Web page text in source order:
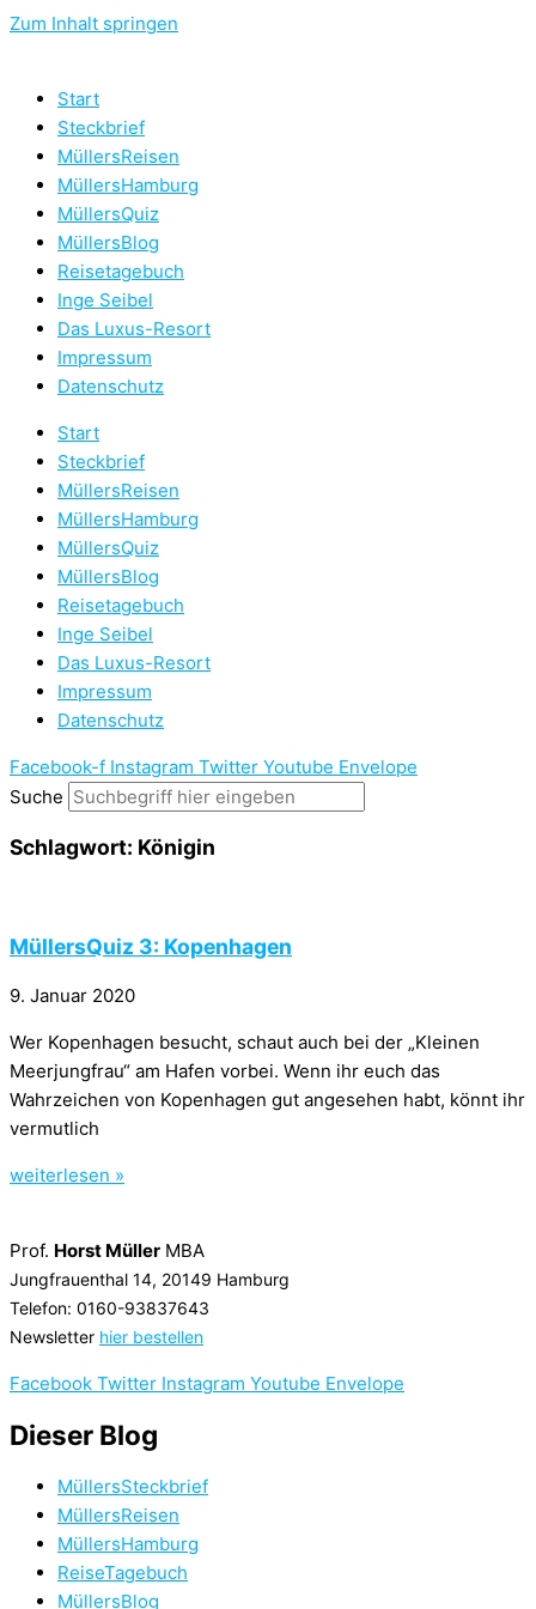
Zum Inhalt springen
Start
Steckbrief
MüllersReisen
MüllersHamburg
MüllersQuiz
MüllersBlog
Reisetagebuch
Inge Seibel
Das Luxus-Resort
Impressum
Datenschutz
Start
Steckbrief
MüllersReisen
MüllersHamburg
MüllersQuiz
MüllersBlog
Reisetagebuch
Inge Seibel
Das Luxus-Resort
Impressum
Datenschutz
Facebook-f Instagram Twitter Youtube Envelope
Suche
Schlagwort: Königin
MüllersQuiz 3: Kopenhagen
9. Januar 2020
Wer Kopenhagen besucht, schaut auch bei der „Kleinen
Meerjungfrau“ am Hafen vorbei. Wenn ihr euch das
Wahrzeichen von Kopenhagen gut angesehen habt, könnt ihr
vermutlich
weiterlesen »
Prof. Horst Müller MBA
Jungfrauenthal 14, 20149 Hamburg
Telefon: 0160-93837643
Newsletter hier bestellen
Facebook Twitter Instagram Youtube Envelope
Dieser Blog
MüllersSteckbrief
MüllersReisen
MüllersHamburg
ReiseTagebuch
MüllersBlog